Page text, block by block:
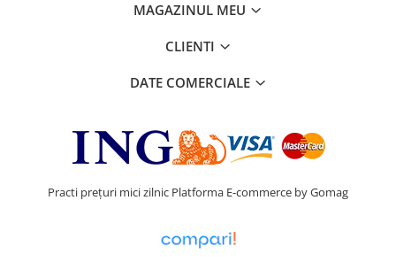
MAGAZINUL MEU
CLIENTI
DATE COMERCIALE
Practi prețuri mici zilnic Platforma E-commerce by Gomag